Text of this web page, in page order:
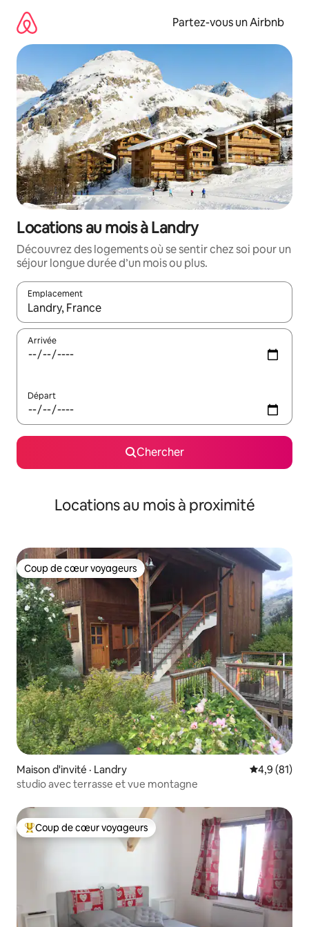
directement
contenu
Partez-vous un Airbnb
Locations au mois à Landry
Découvrez des logements où se sentir chez soi pour un
séjour longue durée d’un mois ou plus.
Emplacement
Quand les résultats sont affichés, parcourez-les en utilisant
Arrivée
Départ
Chercher
Locations au mois à proximité
Coup de cœur voyageurs
Coup de cœur voyageurs
Maison d'invité · Landry Note
4,9 (81)
studio avec terrasse et vue montagne
Coup de cœur voyageurs parmi les plus aimés
Coup de cœur voyageurs